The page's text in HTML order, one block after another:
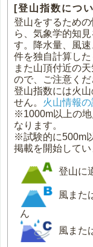
[登山指数につ
登山をするため
ら、気象学的知
す。降水量、風
件を独自計算した
また山頂付近の
ので、ご注意くだ
登山指数には火
せん。 火山情報
※1000m以上の地
なります。
※試験的に500m
掲載を開始してい
登山に
風また
ん
風また